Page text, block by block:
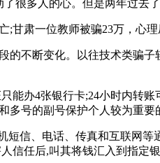
很多人的心。但是两年过去
;甘肃一位教师被骗23万，心
的不断变化。以往技术类骗
能办4张银行卡;24小时内转
多号的副号保护个人较为重要
短信、电话、传真和互联网
信任后,叫其将钱汇入到指定